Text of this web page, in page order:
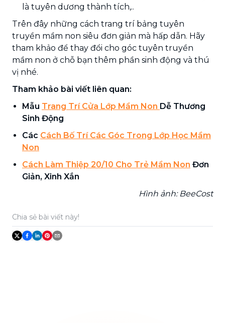
là tuyên dương thành tích,..
Trên đây những cách trang trí bảng tuyên
truyền mầm non siêu đơn giản mà hấp dẫn. Hãy
tham khảo để thay đổi cho góc tuyên truyền
mầm non ở chỗ bạn thêm phần sinh động và thú
vị nhé.
Tham khảo bài viết liên quan:
Mẫu Trang Trí Cửa Lớp Mầm Non Dễ Thương
Sinh Động
Các Cách Bố Trí Các Góc Trong Lớp Học Mầm
Non
Cách Làm Thiệp 20/10 Cho Trẻ Mầm Non Đơn
Giản, Xinh Xắn
Hình ảnh: BeeCost
Chia sẻ bài viết này!